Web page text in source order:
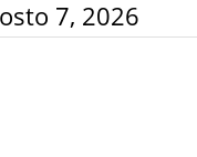
7, 2026